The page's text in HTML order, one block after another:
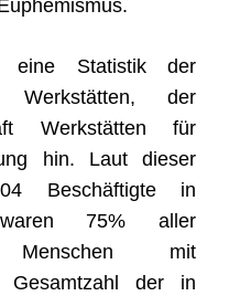
eine Statistik der
Werkstätten, der
Werkstätten für
hin. Laut dieser
Beschäftigte in
75% aller
Menschen mit
Gesamtzahl der in